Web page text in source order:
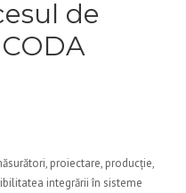
de
proiectare, producție,
integrării în sisteme